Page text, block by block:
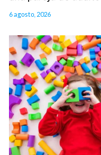
6 agosto, 2026